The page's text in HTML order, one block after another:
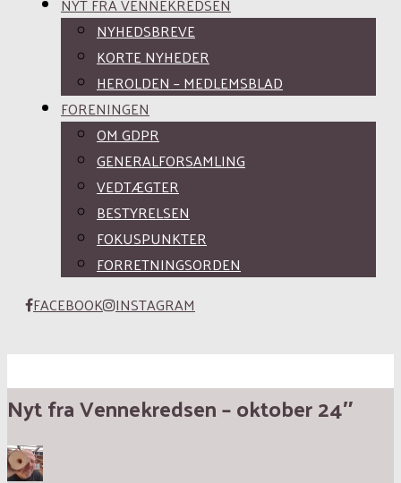
NYHEDSBREVE
KORTE NYHEDER
HEROLDEN – MEDLEMSBLAD
FORENINGEN
OM GDPR
GENERALFORSAMLING
VEDTÆGTER
BESTYRELSEN
FOKUSPUNKTER
FORRETNINGSORDEN
FACEBOOK INSTAGRAM
Nyt fra Vennekredsen – oktober 24″